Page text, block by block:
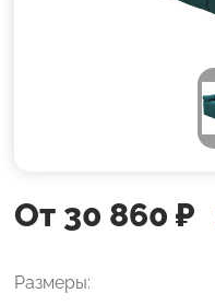
От 30 860 ₽
Размеры: